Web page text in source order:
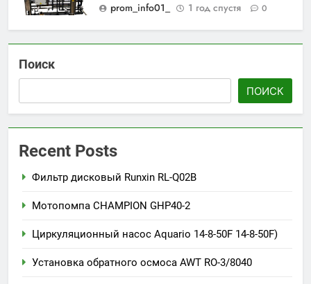
prom_info01_
1 год спустя 0
Поиск
ПОИСК
Recent Posts
Фильтр дисковый Runxin RL-Q02B
Мотопомпа CHAMPION GHP40-2
Циркуляционный насос Aquario 14-8-50F 14-8-50F)
Установка обратного осмоса AWT RO-3/8040